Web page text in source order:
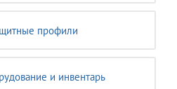
профили
и инвентарь